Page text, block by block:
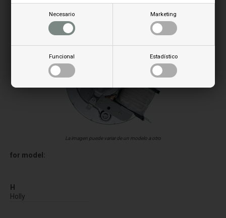
Necesario Marketing
Funcional Estadístico
La imagen puede variar de un modelo a otro
for model:
H
Holly